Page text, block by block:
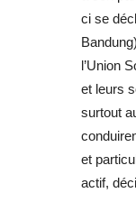
ci se
l’Union
et leurs
surtout
et
actif,